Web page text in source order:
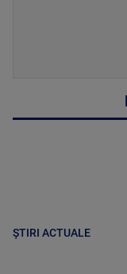
ȘTIRI ACTUALE